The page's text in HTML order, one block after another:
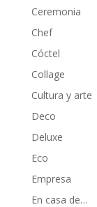
Ceremonia
Chef
Cóctel
Collage
Cultura y arte
Deco
Deluxe
Eco
Empresa
En casa de…